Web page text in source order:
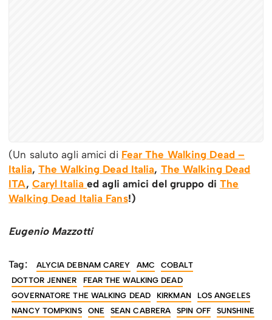
(Un saluto agli amici di Fear The Walking Dead –
Italia, The Walking Dead Italia, The Walking Dead
ITA, Caryl Italiaed agli amici del gruppo di The
Walking Dead Italia Fans!)
Eugenio Mazzotti
Tag: ALYCIA DEBNAM CAREY AMC
COBALT
DOTTOR JENNER
FEAR THE WALKING DEAD
GOVERNATORE THE WALKING DEAD
KIRKMAN
LOS ANGELES
NANCY TOMPKINS
ONE SEAN CABRERA SPIN OFF
SUNSHINE